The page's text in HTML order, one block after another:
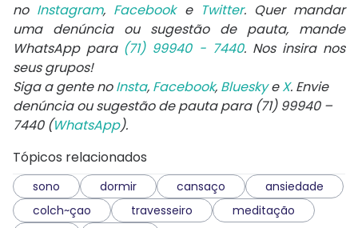
no Instagram, Facebooke Twitter. Quer mandar
uma denúncia ou sugestão de pauta, mande
WhatsApp para (71) 99940 - 7440. Nos insira nos
seus grupos!
Siga a gente noInsta, Facebook, BlueskyeX. Envie
denúncia ou sugestão de pauta para (71) 99940 –
7440 (WhatsApp).
Tópicos relacionados
sono dormir cansaço
ansiedade
colch~çao
travesseiro
meditação